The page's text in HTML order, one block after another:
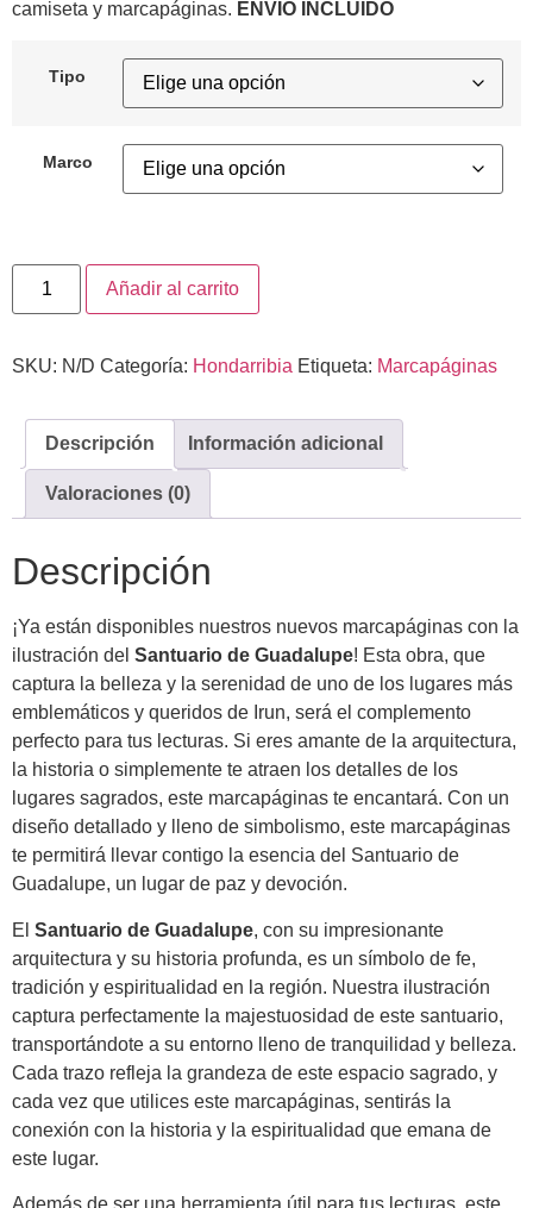
camiseta y marcapáginas. ENVÍO INCLUIDO
Tipo
Marco
Añadir al carrito
SKU: N/D Categoría: Hondarribia Etiqueta: Marcapáginas
Descripción Información adicional
Valoraciones (0)
Descripción
¡Ya están disponibles nuestros nuevos marcapáginas con la
ilustración del Santuario de Guadalupe! Esta obra, que
captura la belleza y la serenidad de uno de los lugares más
emblemáticos y queridos de Irun, será el complemento
perfecto para tus lecturas. Si eres amante de la arquitectura,
la historia o simplemente te atraen los detalles de los
lugares sagrados, este marcapáginas te encantará. Con un
diseño detallado y lleno de simbolismo, este marcapáginas
te permitirá llevar contigo la esencia del Santuario de
Guadalupe, un lugar de paz y devoción.
El Santuario de Guadalupe, con su impresionante
arquitectura y su historia profunda, es un símbolo de fe,
tradición y espiritualidad en la región. Nuestra ilustración
captura perfectamente la majestuosidad de este santuario,
transportándote a su entorno lleno de tranquilidad y belleza.
Cada trazo refleja la grandeza de este espacio sagrado, y
cada vez que utilices este marcapáginas, sentirás la
conexión con la historia y la espiritualidad que emana de
este lugar.